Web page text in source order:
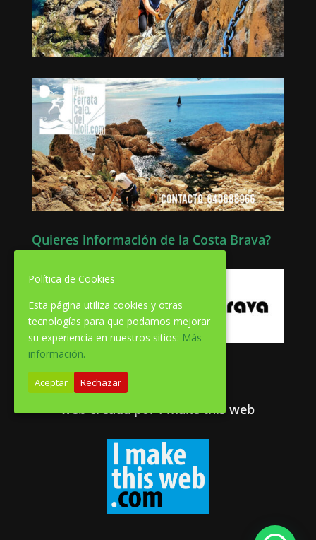
Quieres información de la Costa Brava?
web creada por I make this web
web creada por I make this web
Política de Cookies
Esta página utiliza cookies y otras
tecnologías para que podamos mejorar
su experiencia en nuestros sitios: Más
información.
Aceptar Rechazar